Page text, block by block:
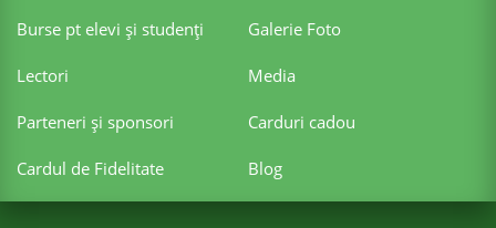
Burse pt elevi şi studenţi Galerie Foto
Lectori Media
Parteneri şi sponsori Carduri cadou
Cardul de Fidelitate Blog